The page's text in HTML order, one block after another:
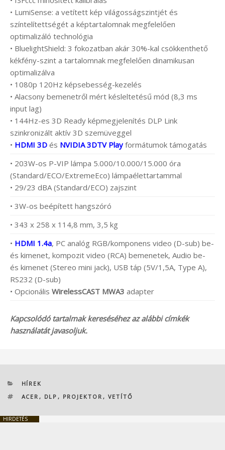
• LumiSense: a vetített kép világosságszintjét és
színtelítettségét a képtartalomnak megfelelően
optimalizáló technológia
• BluelightShield: 3 fokozatban akár 30%-kal csökkenthető
kékfény-szint a tartalomnak megfelelően dinamikusan
optimalizálva
• 1080p 120Hz képsebesség-kezelés
• Alacsony bemenetről mért késleltetésű mód (8,3 ms
input lag)
• 144Hz-es 3D Ready képmegjelenítés DLP Link
szinkronizált aktív 3D szemüveggel
• HDMI 3D és NVIDIA 3DTV Playformátumok támogatás
• 203W-os P-VIP lámpa 5.000/10.000/15.000 óra
(Standard/ECO/ExtremeEco) lámpaélettartammal
• 29/23 dBA (Standard/ECO) zajszint
• 3W-os beépített hangszóró
• 343 x 258 x 114,8 mm, 3,5 kg
• HDMI 1.4a, PC analóg RGB/komponens video (D-sub) be-
és kimenet, kompozit video (RCA) bemenetek, Audio be-
és kimenet (Stereo mini jack), USB táp (5V/1,5A, Type A),
RS232 (D-sub)
• Opcionális WirelessCAST MWA3 adapter
Kapcsolódó tartalmak kereséséhez az alábbi címkék
használatát javasoljuk.
KATEGÓRIÁK
HÍREK
CÍMKÉK
ACER , DLP , PROJEKTOR , VETÍTŐ
HIRDETÉS